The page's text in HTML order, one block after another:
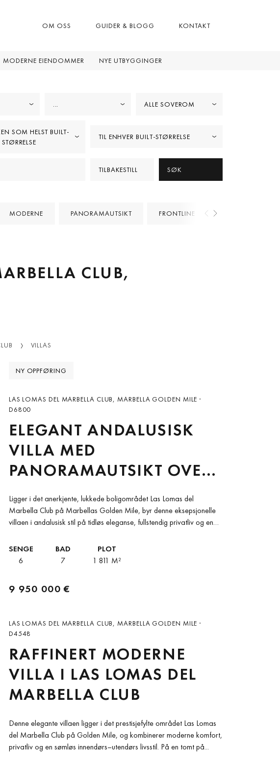
OM OSS GUIDER & BLOGG KONTAKT
MODERNE EIENDOMMER NYE UTBYGGINGER
... ALLE SOVEROM
SOM HELST BUILT-
STØRRELSE
TIL ENHVER BUILT-STØRRELSE
TILBAKESTILL SØK
MODERNE PANORAMAUTSIKT FRONTLINE GOLF
CLUB,
VILLAS
NY OPPFØRING
LAS LOMAS DEL MARBELLA CLUB, MARBELLA GOLDEN MILE ·
D6800
ELEGANT ANDALUSISK
VILLA MED
PANORAMAUTSIKT OVER
HAV OG FJELL I LAS
LOMAS DEL MARBELLA
CLUB
Ligger i det anerkjente, lukkede boligområdet Las Lomas del
Marbella Club på Marbellas Golden Mile, byr denne eksepsjonelle
villaen i andalusisk stil på tidløs eleganse, fullstendig privatliv og en
SENGE
6
BAD
7
PLOT
1 811 M²
9 950 000 €
LAS LOMAS DEL MARBELLA CLUB, MARBELLA GOLDEN MILE ·
D4548
RAFFINERT MODERNE
VILLA I LAS LOMAS DEL
MARBELLA CLUB
Denne elegante villaen ligger i det prestisjefylte området Las Lomas
del Marbella Club på Golden Mile, og kombinerer moderne komfort,
privatliv og en sømløs innendørs–utendørs livsstil. På en tomt på...